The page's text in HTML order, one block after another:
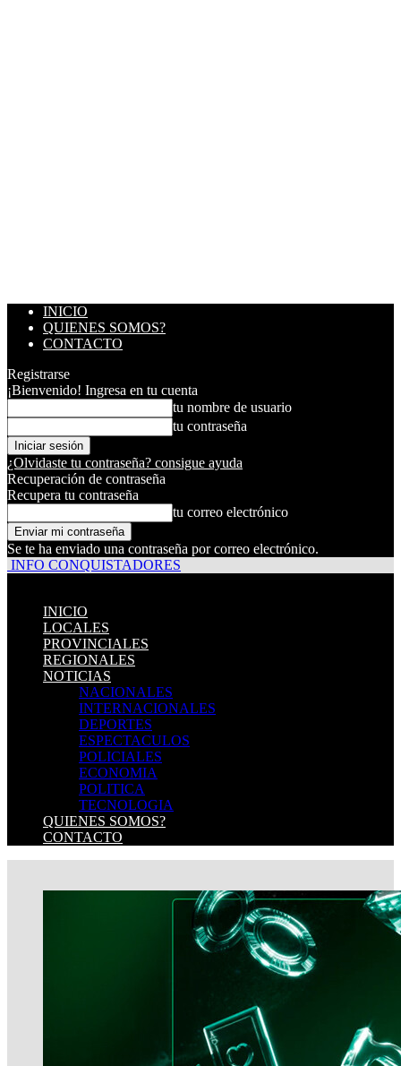
INICIO
QUIENES SOMOS?
CONTACTO
Registrarse
¡Bienvenido! Ingresa en tu cuenta
tu nombre de usuario
tu contraseña
¿Olvidaste tu contraseña? consigue ayuda
Recuperación de contraseña
Recupera tu contraseña
tu correo electrónico
Se te ha enviado una contraseña por correo electrónico.
INFO CONQUISTADORES
INICIO
LOCALES
PROVINCIALES
REGIONALES
NOTICIAS
NACIONALES
INTERNACIONALES
DEPORTES
ESPECTACULOS
POLICIALES
ECONOMIA
POLITICA
TECNOLOGIA
QUIENES SOMOS?
CONTACTO